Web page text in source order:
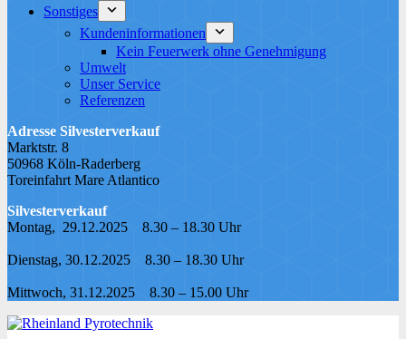
Sonstiges
Kundeninformationen
Kein Feuerwerk ohne Genehmigung
Umwelt
Unser Service
Referenzen
Adresse Silvesterverkauf
Marktstr. 8
50968 Köln-Raderberg
Toreinfahrt Mare Atlantico
Silvesterverkauf
Montag, 29.12.2025 8.30 – 18.30 Uhr
Dienstag, 30.12.2025 8.30 – 18.30 Uhr
Mittwoch, 31.12.2025 8.30 – 15.00 Uhr